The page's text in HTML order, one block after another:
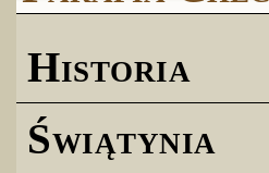
Historia
Świątynia